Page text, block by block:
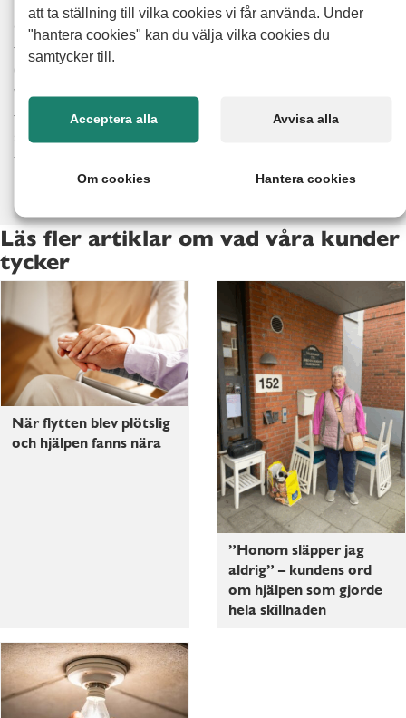
att anlita företaget till eventuella nya projekt i framtiden.
– Just nu finns det inga konkreta planer, men min fru
drömmer om en swimmingpool och ett orangeri, så vi får
väl se, skrattar Mats och fortsätter:
– Man kan lita på Alert Senior. Säger man något så blir det
så. Pengarna rinner aldrig iväg och jag fick ett stort
förtroende.
Läs fler artiklar om vad våra kunder
tycker
När flytten blev plötslig
och hjälpen fanns nära
”Honom släpper jag
aldrig” – kundens ord
om hjälpen som gjorde
hela skillnaden
att ta ställning till vilka cookies vi får använda. Under
"hantera cookies" kan du välja vilka cookies du
samtycker till.
Acceptera alla Avvisa alla
Om cookies Hantera cookies